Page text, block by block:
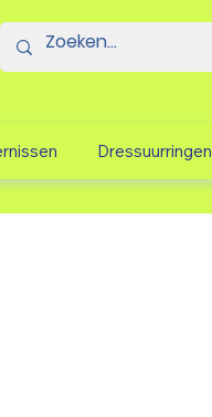
Dressuurringen